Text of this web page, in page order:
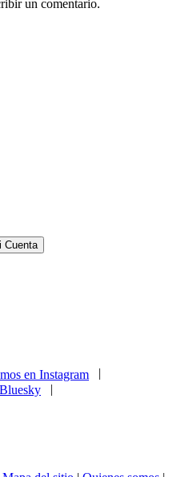
un comentario.
Cuenta
|